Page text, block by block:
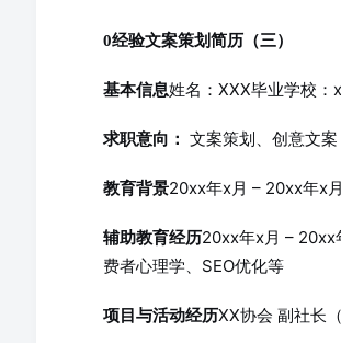
0经验文案策划简历（三）
基本信息姓名：XXX毕业学校
求职意向： 文案策划、创意文案
教育背景20xx年x月 – 20xx年x
辅助教育经历20xx年x月 – 20xx
费者心理学、SEO优化等
项目与活动经历XX协会 副社长